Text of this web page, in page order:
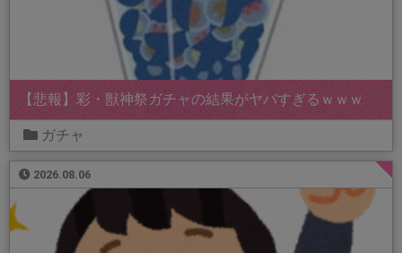
【悲報】彩・獣神祭ガチャの結果がヤバすぎるｗｗｗ
ガチャ
2026.08.06